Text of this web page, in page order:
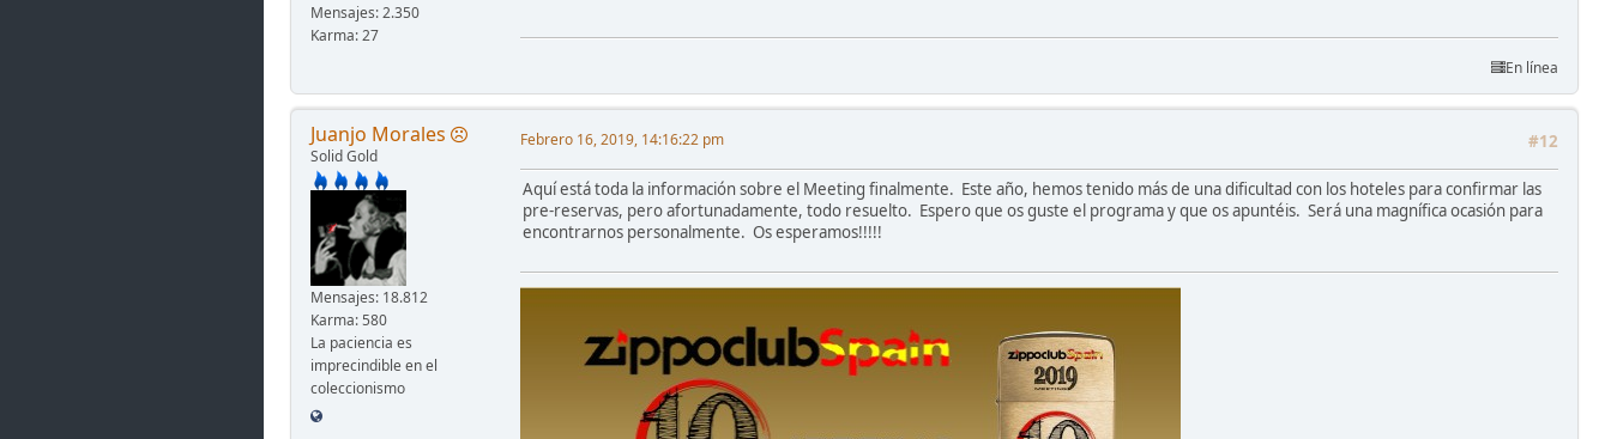
Mensajes: 2.350
Karma: 27
En línea
Juanjo Morales
Solid Gold
Mensajes: 18.812
Karma: 580
La paciencia es
imprecindible en el
coleccionismo
#12
Febrero 16, 2019, 14:16:22 pm
Aquí está toda la información sobre el Meeting finalmente. Este año, hemos tenido más de una dificultad con los hoteles para confirmar las
pre-reservas, pero afortunadamente, todo resuelto. Espero que os guste el programa y que os apuntéis. Será una magnífica ocasión para
encontrarnos personalmente. Os esperamos!!!!!